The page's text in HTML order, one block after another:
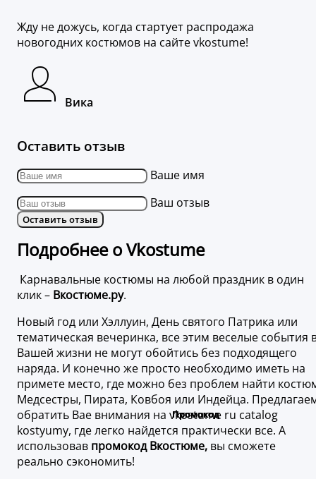
Жду не дожусь, когда стартует распродажа
новогодних костюмов на сайте vkostume!
Вика
Оставить отзыв
Ваше имя
Ваш отзыв
Оставить отзыв
Подробнее о Vkostume
Карнавальные костюмы на любой праздник в один
клик – Вкостюме.ру.
Новый год или Хэллуин, День святого Патрика или
тематическая вечеринка, все этим веселые события
Вашей жизни не могут обойтись без подходящего
наряда. И конечно же просто необходимо иметь на
примете место, где можно без проблем найти
Медсестры, Пирата, Ковбоя или Индейца.
обратить Вае внимания на vkostume ru catalog
kostyumy, где легко найдется практически все. А
использовав промокод Вкостюме, вы сможете
реально сэкономить!